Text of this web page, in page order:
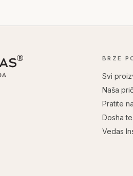
BRZE
Svi
Naša
Pratite
Dosha
Vedas